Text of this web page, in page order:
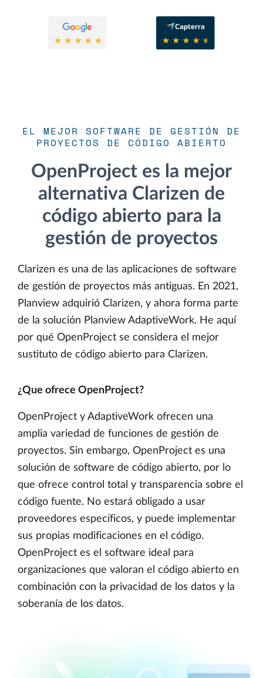
EL MEJOR SOFTWARE DE GESTIÓN DE
PROYECTOS DE CÓDIGO ABIERTO
OpenProject es la mejor
alternativa Clarizen de
código abierto para la
gestión de proyectos
Clarizen es una de las aplicaciones de software
de gestión de proyectos más antiguas. En 2021,
Planview adquirió Clarizen, y ahora forma parte
de la solución Planview AdaptiveWork. He aquí
por qué OpenProject se considera el mejor
sustituto de código abierto para Clarizen.
¿Que ofrece OpenProject?
OpenProject y AdaptiveWork ofrecen una
amplia variedad de funciones de gestión de
proyectos. Sin embargo, OpenProject es una
solución de software de código abierto, por lo
que ofrece control total y transparencia sobre el
código fuente. No estará obligado a usar
proveedores específicos, y puede implementar
sus propias modificaciones en el código.
OpenProject es el software ideal para
organizaciones que valoran el código abierto en
combinación con la privacidad de los datos y la
soberanía de los datos.